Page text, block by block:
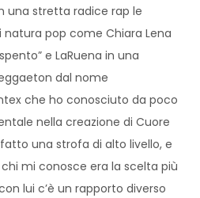
una stretta radice rap le
natura pop come Chiara Lena
e LaRuena in una
dal nome
che ho conosciuto da poco
nella creazione di Cuore
una strofa di alto livello, e
chi mi conosce era la scelta più
lui c’è un rapporto diverso